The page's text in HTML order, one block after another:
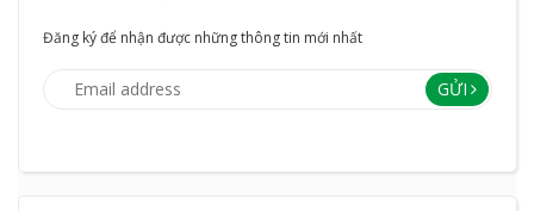
Đăng ký để nhận được những thông tin mới nhất
GỬI